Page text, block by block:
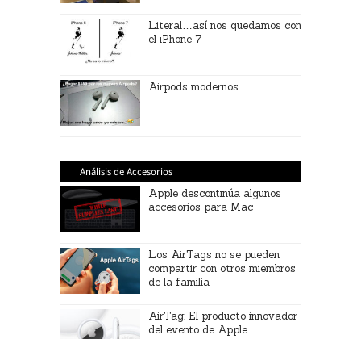
Literal…así nos quedamos con
el iPhone 7
Airpods modernos
Análisis de Accesorios
Apple descontinúa algunos
accesorios para Mac
Los AirTags no se pueden
compartir con otros miembros
de la familia
AirTag: El producto innovador
del evento de Apple